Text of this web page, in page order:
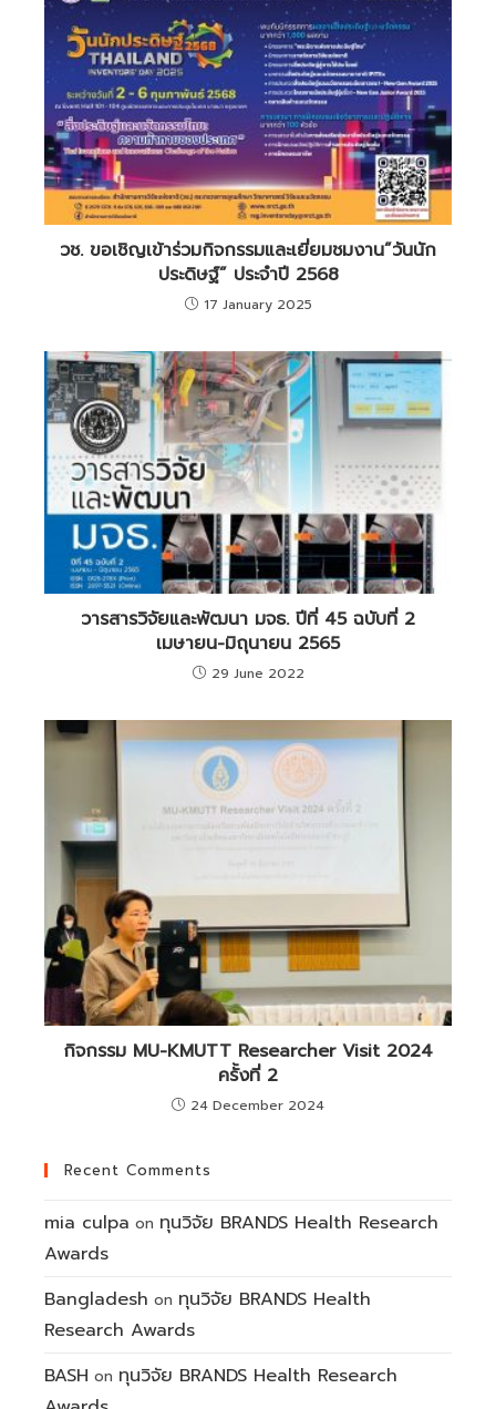
วช. ขอเชิญเข้าร่วมกิจกรรมและเยี่ยมชมงาน”วันนัก
ประดิษฐ์” ประจำปี 2568
17 January 2025
วารสารวิจัยและพัฒนา มจธ. ปีที่ 45 ฉบับที่ 2
เมษายน-มิถุนายน 2565
29 June 2022
กิจกรรม MU-KMUTT Researcher Visit 2024
ครั้งที่ 2
24 December 2024
Recent Comments
mia culpa on ทุนวิจัย BRANDS Health Research
Awards
Bangladesh on ทุนวิจัย BRANDS Health
Research Awards
BASH on ทุนวิจัย BRANDS Health Research